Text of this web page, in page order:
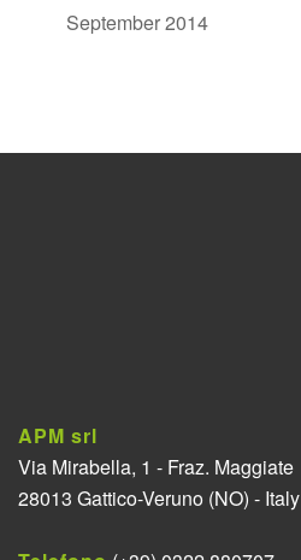
September 2014
APM srl
Via Mirabella, 1 - Fraz. Maggiate
28013 Gattico-Veruno (NO) - Italy